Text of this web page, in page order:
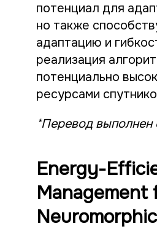
потенциал для
но также
адаптацию и
реализация
потенциально
ресурсами
*Перевод
Energy-
Management